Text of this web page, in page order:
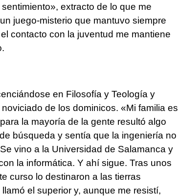
extracto de lo que me
juego-misterio que mantuvo siempre
contacto con la juventud me mantiene
en Filosofía y Teología y
de los dominicos. «Mi familia es
la mayoría de la gente resultó algo
búsqueda y sentía que la ingeniería no
vino a la Universidad de Salamanca y
la informática. Y ahí sigue. Tras unos
curso lo destinaron a las tierras
el superior y, aunque me resistí,